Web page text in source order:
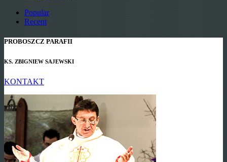
Popular
Recent
PROBOSZCZ PARAFII
KS. ZBIGNIEW SAJEWSKI
KONTAKT